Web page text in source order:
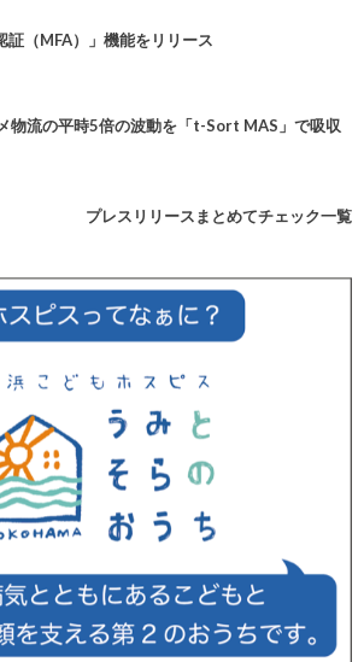
証（MFA）」機能をリリース
物流の平時5倍の波動を「t-Sort MAS」で吸収
プレスリリースまとめてチェック一覧